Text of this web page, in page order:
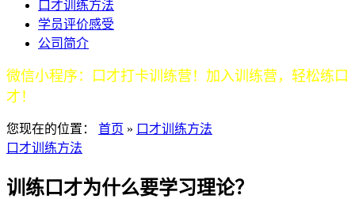
口才训练方法
学员评价感受
公司简介
微信小程序：口才打卡训练营！加入训练营，轻松练口
才！
您现在的位置： 首页 » 口才训练方法
口才训练方法
训练口才为什么要学习理论？